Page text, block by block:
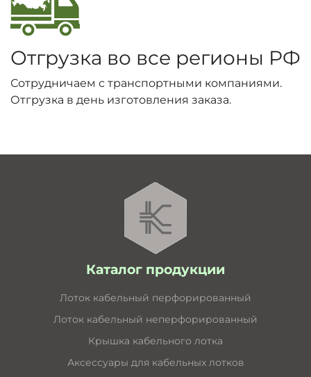
Отгрузка во все регионы РФ
Сотрудничаем с транспортными компаниями.
Отгрузка в день изготовления заказа.
Каталог продукции
Лоток кабельный перфорированный
Лоток кабельный неперфорированный
Крышка кабельного лотка
Аксессуары для кабельных лотков